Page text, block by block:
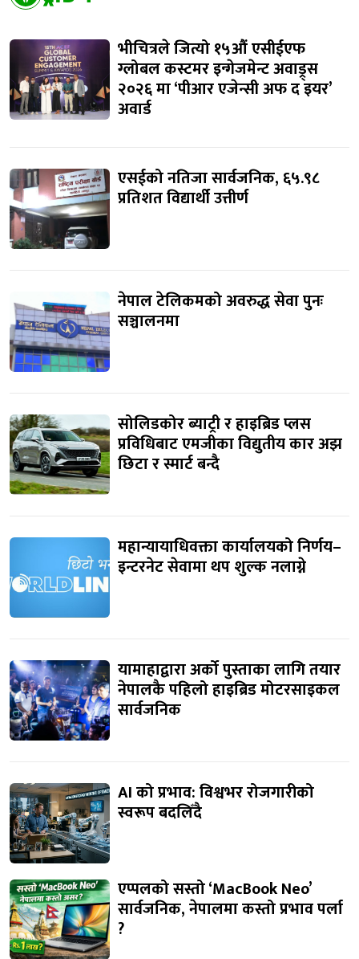
भीचित्रले जित्यो १५औं एसीईएफ
ग्लोबल कस्टमर इन्गेजमेन्ट अवाड्र्स
२०२६ मा ‘पीआर एजेन्सी अफ द इयर’
अवार्ड
एसईको नतिजा सार्वजनिक, ६५.९८
प्रतिशत विद्यार्थी उत्तीर्ण
नेपाल टेलिकमको अवरुद्ध सेवा पुनः
सञ्चालनमा
सोलिडकोर ब्याट्री र हाइब्रिड प्लस
प्रविधिबाट एमजीका विद्युतीय कार अझ
छिटा र स्मार्ट बन्दै
महान्यायाधिवक्ता कार्यालयको निर्णय–
इन्टरनेट सेवामा थप शुल्क नलाग्ने
यामाहाद्वारा अर्को पुस्ताका लागि तयार
नेपालकै पहिलो हाइब्रिड मोटरसाइकल
सार्वजनिक
AI को प्रभाव: विश्वभर रोजगारीको
स्वरूप बदलिँदै
एप्पलको सस्तो ‘MacBook Neo’
सार्वजनिक, नेपालमा कस्तो प्रभाव पर्ला
?